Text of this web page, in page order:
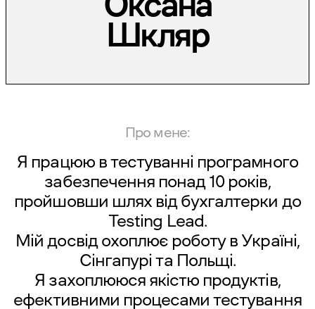
Шкляр
Про мене:
Я працюю в тестуванні програмного
забезпечення понад 10 років,
пройшовши шлях від бухгалтерки до
Testing Lead.
Мій досвід охоплює роботу в Україні,
Сінгапурі та Польщі.
Я захоплююся якістю продуктів,
ефективними процесами тестування